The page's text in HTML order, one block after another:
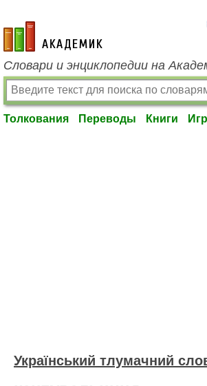
academic.ru
Словари и энциклопедии на
Толкования Переводы Книги
Український тлумачний